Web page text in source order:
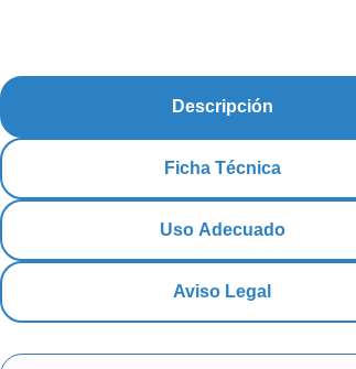
Descripción
Ficha Técnica
Uso Adecuado
Aviso Legal